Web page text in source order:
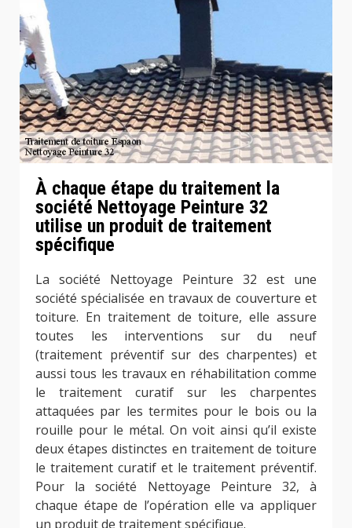
À chaque étape du traitement la
société Nettoyage Peinture 32
utilise un produit de traitement
spécifique
La société Nettoyage Peinture 32 est une
société spécialisée en travaux de couverture et
toiture. En traitement de toiture, elle assure
toutes les interventions sur du neuf
(traitement préventif sur des charpentes) et
aussi tous les travaux en réhabilitation comme
le traitement curatif sur les charpentes
attaquées par les termites pour le bois ou la
rouille pour le métal. On voit ainsi qu’il existe
deux étapes distinctes en traitement de toiture
le traitement curatif et le traitement préventif.
Pour la société Nettoyage Peinture 32, à
chaque étape de l’opération elle va appliquer
un produit de traitement spécifique.